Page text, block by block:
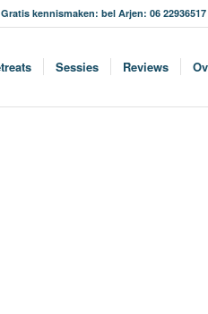
Gratis kennismaken: bel Arjen: 06
Sessies Reviews